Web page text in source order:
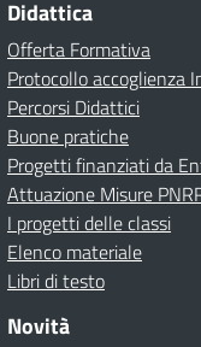
Didattica
Offerta Formativa
Protocollo accoglienza
Percorsi Didattici
Buone pratiche
Progetti finanziati da
Attuazione Misure
I progetti delle classi
Elenco materiale
Libri di testo
Novità